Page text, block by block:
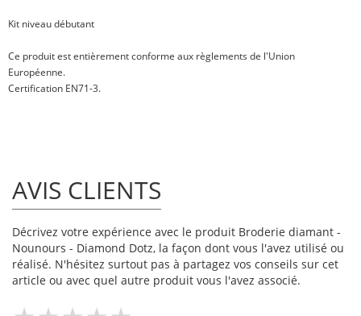
Kit niveau débutant
Ce produit est entièrement conforme aux règlements de l'Union
Européenne.
Certification EN71-3.
AVIS CLIENTS
Décrivez votre expérience avec le produit Broderie diamant -
Nounours - Diamond Dotz, la façon dont vous l'avez utilisé ou
réalisé. N'hésitez surtout pas à partagez vos conseils sur cet
article ou avec quel autre produit vous l'avez associé.